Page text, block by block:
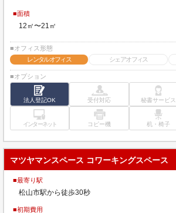
■面積
12㎡〜21㎡
■オフィス形態
レンタルオフィス
シェアオフィス
■オプション
法人登記OK 受付対応 秘書サービス
インターネット コピー機 机・椅子
マツヤマンスペース コワーキングスペース
■最寄り駅
松山市駅から徒歩30秒
■初期費用